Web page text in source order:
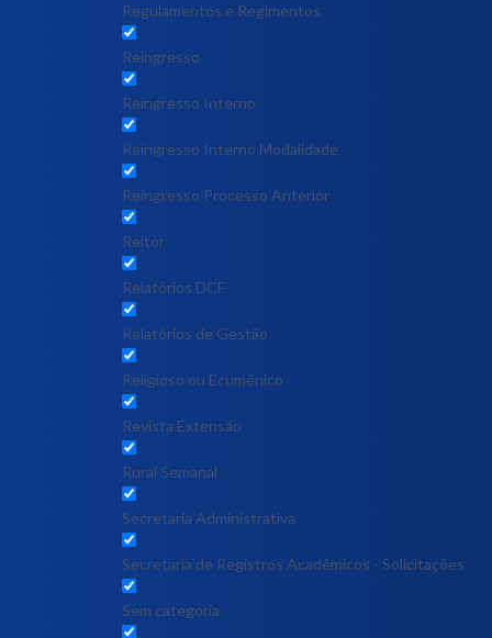
Regulamentos e Regimentos
Reingresso
Reingresso Interno
Reingresso Interno Modalidade
Reingresso Processo Anterior
Reitor
Relatórios DCF
Relatórios de Gestão
Religioso ou Ecumênico
Revista Extensão
Rural Semanal
Secretaria Administrativa
Secretaria de Registros Acadêmicos - Solicitações
Sem categoria